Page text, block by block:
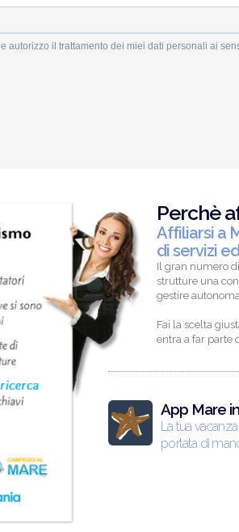
e autorizzo il trattamento dei miei dati personali ai
Perchè
Affiliarsi a
di servizi
Il gran numero
strutture una
gestire
Fai la scelta
entra a far parte
App Mare
La tua
portata di